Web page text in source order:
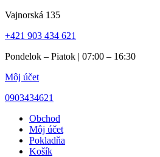
Preskočiť
obsah
Vajnorská 135
+421 903 434 621
Pondelok – Piatok | 07:00 – 16:30
Môj účet
0903434621
Obchod
Môj účet
Pokladňa
Košík